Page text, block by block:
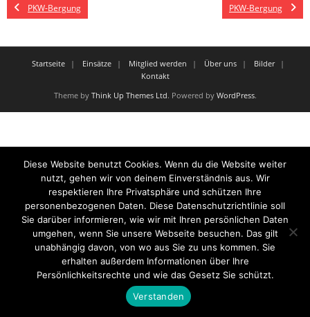
PKW-Bergung PKW-Bergung
Startseite Einsätze Mitglied werden Über uns
Bilder
Kontakt
Theme by Think Up Themes Ltd. Powered by WordPress.
Diese Website benutzt Cookies. Wenn du die Website weiter
nutzt, gehen wir von deinem Einverständnis aus. Wir
respektieren Ihre Privatsphäre und schützen Ihre
personenbezogenen Daten. Diese Datenschutzrichtlinie soll
Sie darüber informieren, wie wir mit Ihren persönlichen Daten
umgehen, wenn Sie unsere Webseite besuchen. Das gilt
unabhängig davon, von wo aus Sie zu uns kommen. Sie
erhalten außerdem Informationen über Ihre
Persönlichkeitsrechte und wie das Gesetz Sie schützt.
Verstanden